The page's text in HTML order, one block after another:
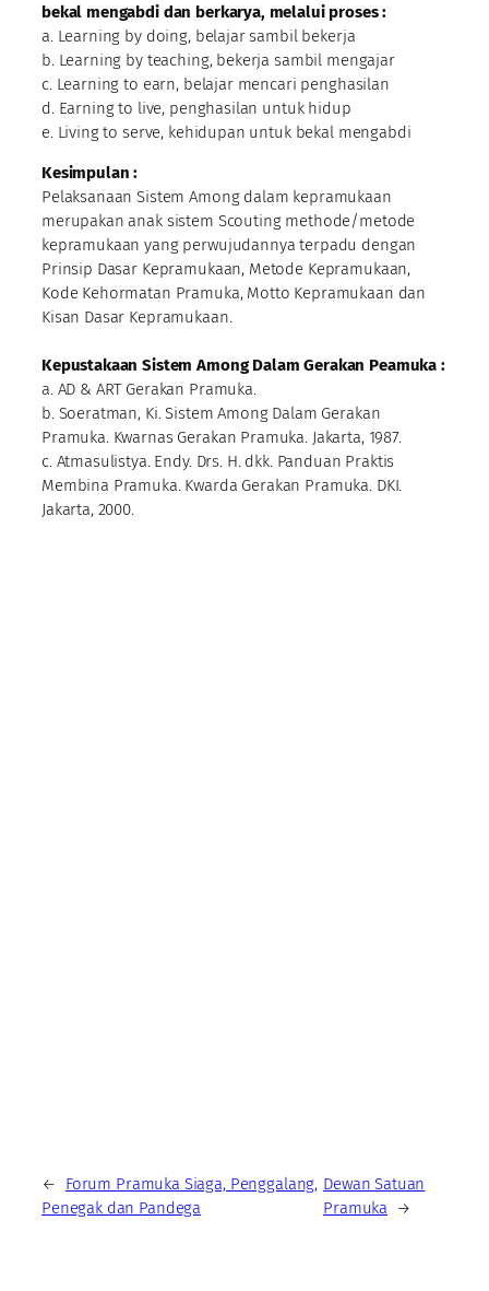
bekal mengabdi dan berkarya, melalui proses :
a. Learning by doing, belajar sambil bekerja
b. Learning by teaching, bekerja sambil mengajar
c. Learning to earn, belajar mencari penghasilan
d. Earning to live, penghasilan untuk hidup
e. Living to serve, kehidupan untuk bekal mengabdi
Kesimpulan :
Pelaksanaan Sistem Among dalam kepramukaan
merupakan anak sistem Scouting methode/metode
kepramukaan yang perwujudannya terpadu dengan
Prinsip Dasar Kepramukaan, Metode Kepramukaan,
Kode Kehormatan Pramuka, Motto Kepramukaan dan
Kisan Dasar Kepramukaan.
Kepustakaan Sistem Among Dalam Gerakan Peamuka :
a. AD & ART Gerakan Pramuka.
b. Soeratman, Ki. Sistem Among Dalam Gerakan
Pramuka. Kwarnas Gerakan Pramuka. Jakarta, 1987.
c. Atmasulistya. Endy. Drs. H. dkk. Panduan Praktis
Membina Pramuka. Kwarda Gerakan Pramuka. DKI.
Jakarta, 2000.
←
Forum Pramuka Siaga, Penggalang,
Penegak dan Pandega
Dewan Satuan
Pramuka
→